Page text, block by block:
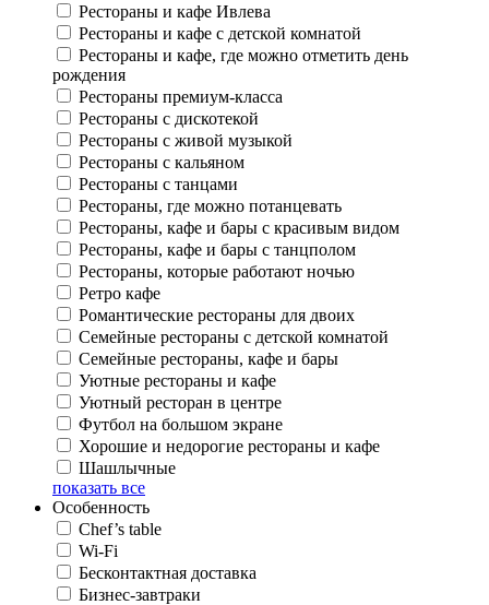
Рестораны и кафе Ивлева
Рестораны и кафе с детской комнатой
Рестораны и кафе, где можно отметить день
рождения
Рестораны премиум-класса
Рестораны с дискотекой
Рестораны с живой музыкой
Рестораны с кальяном
Рестораны с танцами
Рестораны, где можно потанцевать
Рестораны, кафе и бары с красивым видом
Рестораны, кафе и бары с танцполом
Рестораны, которые работают ночью
Ретро кафе
Романтические рестораны для двоих
Семейные рестораны с детской комнатой
Семейные рестораны, кафе и бары
Уютные рестораны и кафе
Уютный ресторан в центре
Футбол на большом экране
Хорошие и недорогие рестораны и кафе
Шашлычные
показать все
Особенность
Chef’s table
Wi-Fi
Бесконтактная доставка
Бизнес-завтраки